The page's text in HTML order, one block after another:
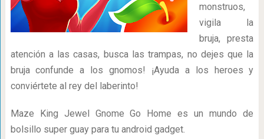
monstruos,
vigila la
bruja, presta
atención a las casas, busca las trampas, no dejes que la
bruja confunde a los gnomos! ¡Ayuda a los heroes y
conviértete al rey del laberinto!
Maze King Jewel Gnome Go Home es un mundo de
bolsillo super guay para tu android gadget.